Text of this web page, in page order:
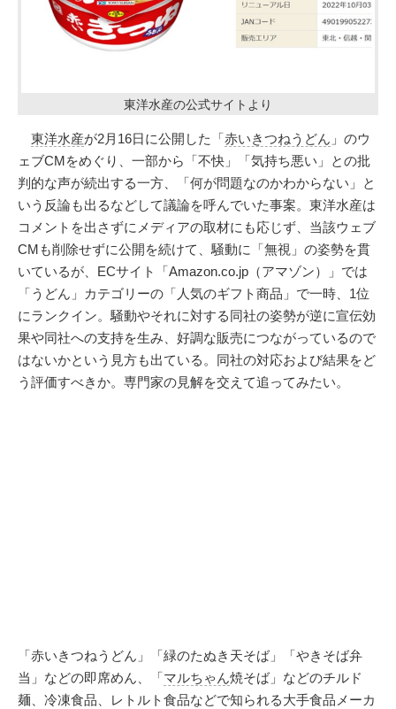
東洋水産の公式サイトより
東洋水産が2月16日に公開した「赤いきつねうどん 」のウ
ェブCMをめぐり、一部から「不快」「気持ち悪い」との批
判的な声が続出する一方、「何が問題なのかわからない」と
いう反論も出るなどして議論を呼んでいた事案。東洋水産は
コメントを出さずにメディアの取材にも応じず、当該ウェブ
CMも削除せずに公開を続けて、騒動に「無視」の姿勢を貫
いているが、ECサイト「Amazon.co.jp（アマゾン）」では
「うどん」カテゴリーの「人気のギフト商品」で一時、1位
にランクイン。騒動やそれに対する同社の姿勢が逆に宣伝効
果や同社への支持を生み、好調な販売につながっているので
はないかという見方も出ている。同社の対応および結果をど
う評価すべきか。専門家の見解を交えて追ってみたい。
「赤いきつねうどん」「緑のたぬき天そば」「やきそば弁
当」などの即席めん、「マルちゃん焼そば」などのチルド
麺、冷凍食品、レトルト食品などで知られる大手食品メーカ